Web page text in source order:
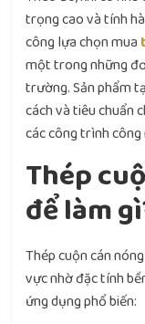
trọng cao và tính
công lựa chọn mua
một trong những
trường. Sản phẩm
cách và tiêu chuẩn
các công trình công
Thép
để làm
Thép cuộn cán
vực nhờ đặc tính
ứng dụng phổ biến: